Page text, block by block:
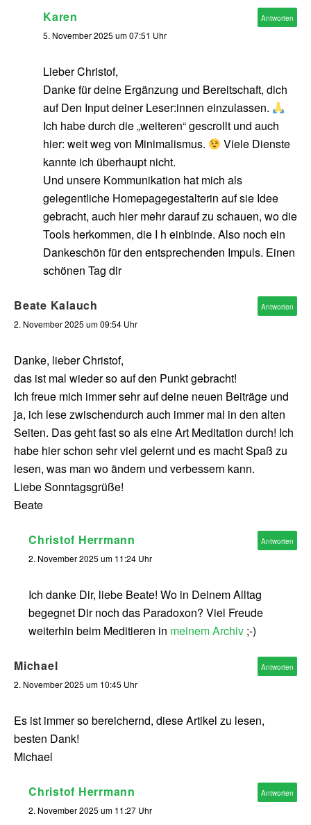
Karen
5. November 2025 um 07:51 Uhr
Lieber Christof,
Danke für deine Ergänzung und Bereitschaft, dich
auf Den Input deiner Leser:innen einzulassen.
Ich habe durch die „weiteren“ gescrollt und auch
hier: weit weg von Minimalismus.
Viele Dienste
kannte ich überhaupt nicht.
Und unsere Kommunikation hat mich als
gelegentliche Homepagegestalterin auf sie Idee
gebracht, auch hier mehr darauf zu schauen, wo die
Tools herkommen, die I h einbinde. Also noch ein
Dankeschön für den entsprechenden Impuls. Einen
schönen Tag dir
Antworten
Beate Kalauch
2. November 2025 um 09:54 Uhr
Danke, lieber Christof,
das ist mal wieder so auf den Punkt gebracht!
Ich freue mich immer sehr auf deine neuen Beiträge und
ja, ich lese zwischendurch auch immer mal in den alten
Seiten. Das geht fast so als eine Art Meditation durch! Ich
habe hier schon sehr viel gelernt und es macht Spaß zu
lesen, was man wo ändern und verbessern kann.
Liebe Sonntagsgrüße!
Beate
Antworten
Christof Herrmann
2. November 2025 um 11:24 Uhr
Ich danke Dir, liebe Beate! Wo in Deinem Alltag
begegnet Dir noch das Paradoxon? Viel Freude
weiterhin beim Meditieren in meinem Archiv ;-)
Antworten
Michael
2. November 2025 um 10:45 Uhr
Es ist immer so bereichernd, diese Artikel zu lesen,
besten Dank!
Michael
Antworten
Christof Herrmann
2. November 2025 um 11:27 Uhr
Antworten